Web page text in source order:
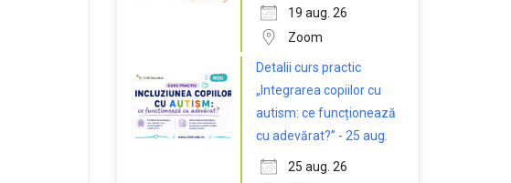
19 aug. 26
Zoom
Detalii curs practic
„Integrarea copiilor cu
autism: ce funcționează
cu adevărat?” - 25 aug.
25 aug. 26